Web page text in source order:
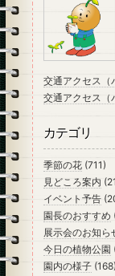
交通アクセス（
交通アクセス（
カテゴリ
季節の花 (711)
見どころ案内
イベント予告
園長のおすすめ
展示会のお知ら
今日の植物公園
園内の様子 (168)